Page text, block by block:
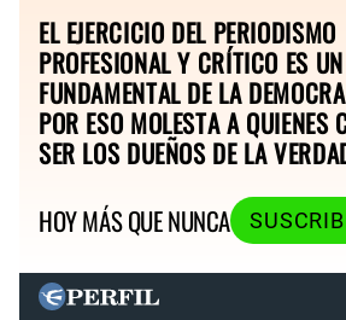
EL EJERCICIO DEL PERIODISMO
PROFESIONAL Y CRÍTICO ES
FUNDAMENTAL DE LA
POR ESO MOLESTA A QUIENES
SER LOS DUEÑOS DE LA
HOY MÁS QUE NUNCA